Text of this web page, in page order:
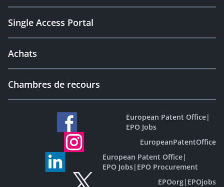
Single Access Portal
Achats
Chambres de recours
European Patent Office|
EPO Jobs
EuropeanPatentOffice
European Patent Office|
EPO Jobs| EPO Procurement
EPOorg| EPOjobs